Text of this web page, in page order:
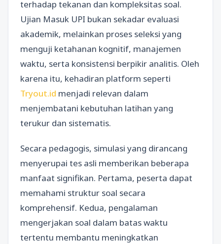
terhadap tekanan dan kompleksitas soal.
Ujian Masuk UPI bukan sekadar evaluasi
akademik, melainkan proses seleksi yang
menguji ketahanan kognitif, manajemen
waktu, serta konsistensi berpikir analitis. Oleh
karena itu, kehadiran platform seperti
Tryout.id menjadi relevan dalam
menjembatani kebutuhan latihan yang
terukur dan sistematis.
Secara pedagogis, simulasi yang dirancang
menyerupai tes asli memberikan beberapa
manfaat signifikan. Pertama, peserta dapat
memahami struktur soal secara
komprehensif. Kedua, pengalaman
mengerjakan soal dalam batas waktu
tertentu membantu meningkatkan